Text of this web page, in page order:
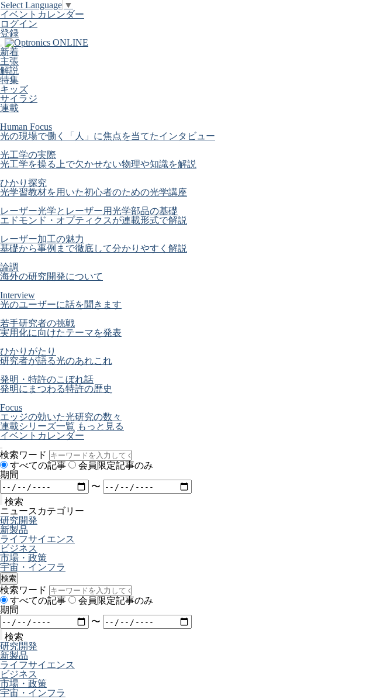
Select Language ▼
イベントカレンダー
ログイン
登録
新着
主張
解説
特集
キッズ
サイラジ
連載
Human Focus
光の現場で働く「人」に焦点を当てたインタビュー
光工学の実際
光工学を操る上で欠かせない物理や知識を解説
ひかり探究
光学習教材を用いた初心者のための光学講座
レーザー光学とレーザー用光学部品の基礎
エドモンド・オプティクスが連載形式で解説
レーザー加工の魅力
基礎から事例まで徹底して分かりやすく解説
論調
海外の研究開発について
Interview
光のユーザーに話を聞きます
若手研究者の挑戦
実用化に向けたテーマを発表
ひかりがたり
研究者が語る光のあれこれ
発明・特許のこぼれ話
発明にまつわる特許の歴史
Focus
エッジの効いた光研究の数々
連載シリーズ一覧 もっと見る
イベントカレンダー
検索ワード
すべての記事
会員限定記事のみ
期間
〜
検索
ニュースカテゴリー
研究開発
新製品
ライフサイエンス
ビジネス
市場・政策
宇宙・インフラ
検索
検索ワード
すべての記事
会員限定記事のみ
期間
〜
検索
研究開発
新製品
ライフサイエンス
ビジネス
市場・政策
宇宙・インフラ